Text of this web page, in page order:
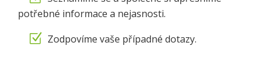
potřebné informace a nejasnosti.
Zodpovíme vaše případné dotazy.